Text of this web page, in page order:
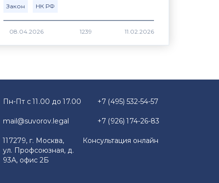
Закон НК РФ
1239
Пн-Пт с 11.00 до 17.00
mail@suvorov.legal
117279, г. Москва,
ул. Профсоюзная, д.
93А, офис 2Б
+7 (495) 532-54-57
+7 (926) 174-26-83
Консультация онлайн